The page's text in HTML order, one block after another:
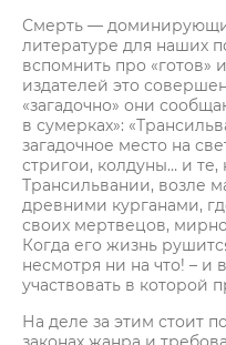
Смерть —
литературе для наших
вспомнить про
издателей это
«загадочно» они
в сумерках»:
загадочное место на
стригои, колдуны… и те,
Трансильвании, возле
древними курганами,
своих мертвецов,
Когда его жизнь
несмотря ни на что! – и
участвовать в которой
На деле за этим стоит